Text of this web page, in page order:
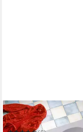
OTTOFOND
Eckwanne Lucia